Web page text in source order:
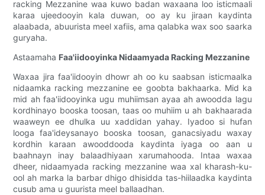
racking Mezzanine waa kuwo badan waxaana loo isticmaali
karaa ujeedooyin kala duwan, oo ay ku jiraan kaydinta
alaabada, abuurista meel xafiis, ama qalabka wax soo saarka
guryaha.
Astaamaha Faa'iidooyinka Nidaamyada Racking Mezzanine
Waxaa jira faa'iidooyin dhowr ah oo ku saabsan isticmaalka
nidaamka racking mezzanine ee goobta bakhaarka. Mid ka
mid ah faa'iidooyinka ugu muhiimsan ayaa ah awoodda lagu
kordhinayo booska toosan, taas oo muhiim u ah bakhaarada
waaweyn ee dhulka uu xaddidan yahay. Iyadoo si hufan
looga faa'ideysanayo booska toosan, ganacsiyadu waxay
kordhin karaan awooddooda kaydinta iyaga oo aan u
baahnayn inay balaadhiyaan xarumahooda. Intaa waxaa
dheer, nidaamyada racking mezzanine waa xal kharash-ku-
ool ah marka la barbar dhigo dhisidda tas-hiilaadka kaydinta
cusub ama u guurista meel ballaadhan.